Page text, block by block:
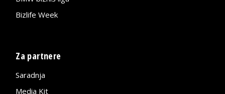
Bizlife Week
Za partnere
Saradnja
Media Kit